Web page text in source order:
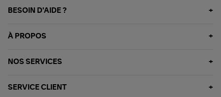
BESOIN D'AIDE ?
À PROPOS
NOS SERVICES
SERVICE CLIENT